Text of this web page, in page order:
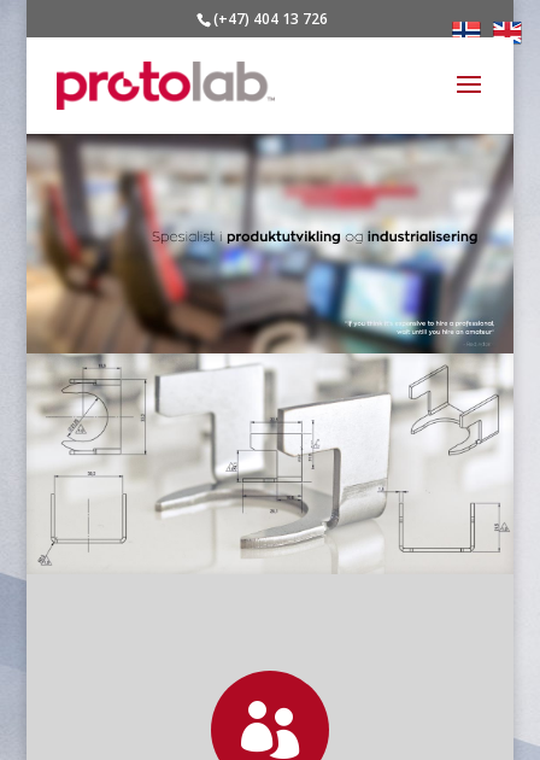
(+47) 404 13 726
